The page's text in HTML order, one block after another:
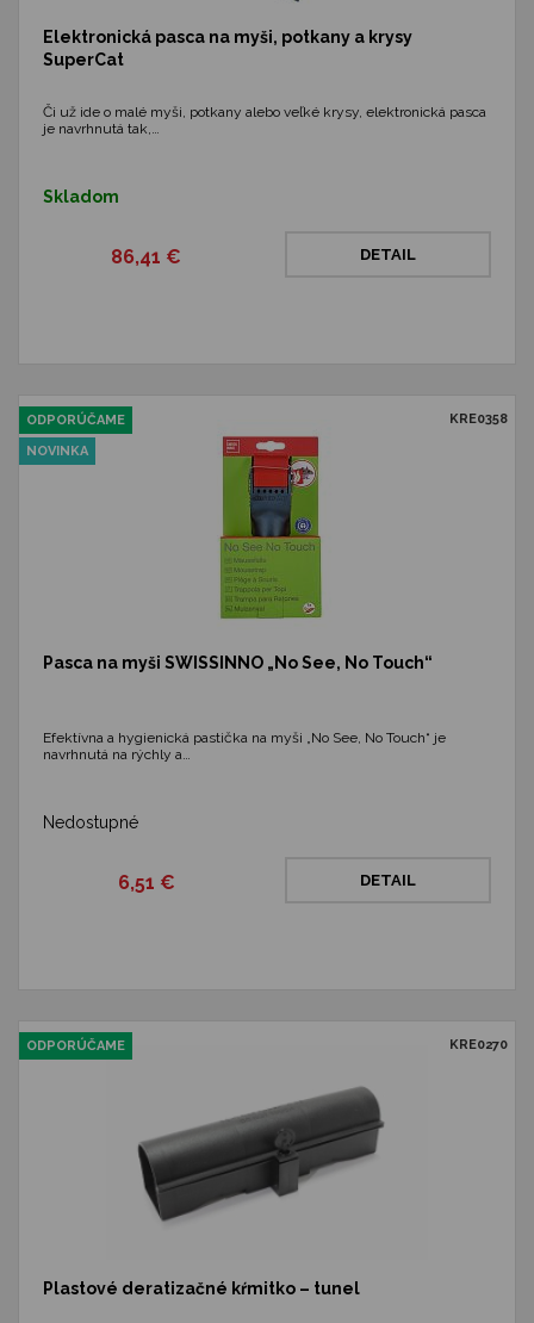
Elektronická pasca na myši, potkany a krysy
SuperCat
Či už ide o malé myši, potkany alebo veľké krysy, elektronická pasca
je navrhnutá tak,…
Skladom
86,41 € DETAIL
KRE0358
ODPORÚČAME
NOVINKA
Pasca na myši SWISSINNO „No See, No Touch“
Efektívna a hygienická pastička na myši „No See, No Touch“ je
navrhnutá na rýchly a…
Nedostupné
6,51 € DETAIL
KRE0270
ODPORÚČAME
Plastové deratizačné kŕmitko – tunel